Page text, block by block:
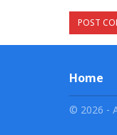
Home
© 2026 -